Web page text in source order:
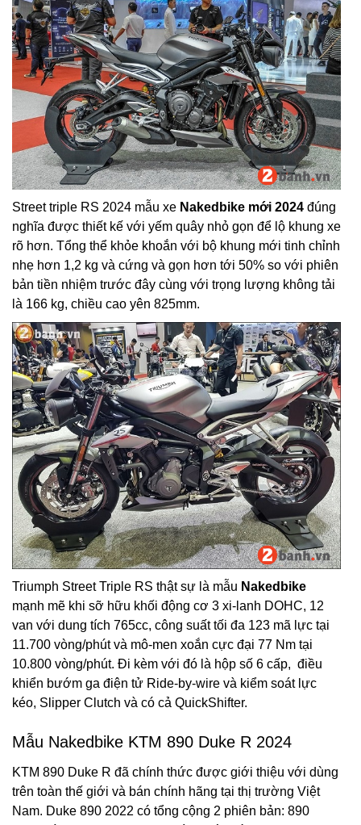
Street triple RS 2024 mẫu xe Nakedbike mới 2024 đúng
nghĩa được thiết kế với yếm quây nhỏ gọn để lộ khung xe
rõ hơn. Tổng thể khỏe khoắn với bộ khung mới tinh chỉnh
nhẹ hơn 1,2 kg và cứng và gọn hơn tới 50% so với phiên
bản tiền nhiệm trước đây cùng với trọng lượng không tải
là 166 kg, chiều cao yên 825mm.
Triumph Street Triple RS thật sự là mẫu Nakedbike
mạnh mẽ khi sỡ hữu khối động cơ 3 xi-lanh DOHC, 12
van với dung tích 765cc, công suất tối đa 123 mã lực tại
11.700 vòng/phút và mô-men xoắn cực đại 77 Nm tại
10.800 vòng/phút. Đi kèm với đó là hộp số 6 cấp, điều
khiển bướm ga điện tử Ride-by-wire và kiểm soát lực
kéo, Slipper Clutch và có cả QuickShifter.
Mẫu Nakedbike KTM 890 Duke R 2024
KTM 890 Duke R đã chính thức được giới thiệu với dùng
trên toàn thế giới và bán chính hãng tại thị trường Việt
Nam. Duke 890 2022 có tổng cộng 2 phiên bản: 890